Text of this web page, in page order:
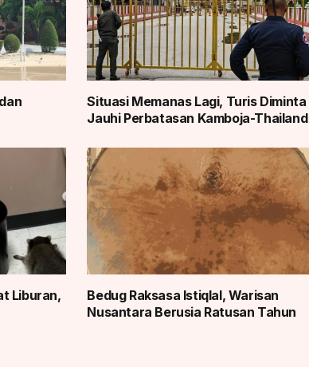
Situasi Memanas Lagi, Turis Diminta
Jauhi Perbatasan Kamboja-Thailand
Liburan,
Bedug Raksasa Istiqlal, Warisan
Nusantara Berusia Ratusan Tahun